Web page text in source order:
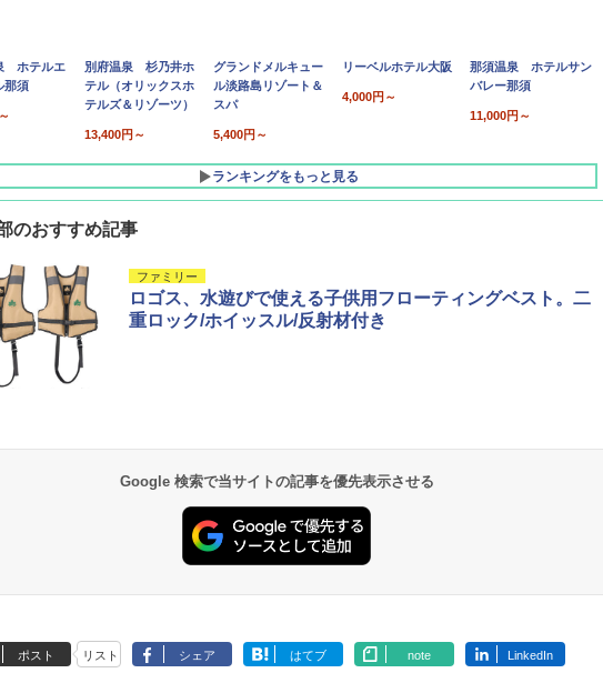
ホテルエ
那須
別府温泉 杉乃井ホ
テル（オリックスホ
テルズ＆リゾーツ）
13,400円～
グランドメルキュー
ル淡路島リゾート＆
スパ
5,400円～
リーベルホテル大阪
4,000円～
那須温泉 ホテルサン
バレー那須
11,000円～
ランキングをもっと見る
10,450円～
19,541円～
7,950円～
5,758円～
のおすすめ記事
ファミリー
ロゴス、水遊びで使える子供用フローティングベスト。二
重ロック/ホイッスル/反射材付き
Google 検索で当サイトの記事を優先表示させる
ポスト リスト シェア はてブ note LinkedIn